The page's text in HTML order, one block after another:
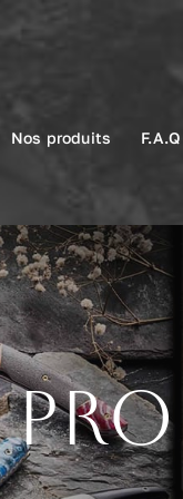
Nos produits F.A.Q